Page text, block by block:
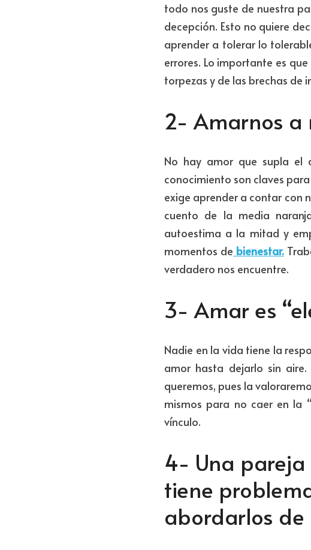
todo nos guste de nuestra
decepción. Esto no quiere
aprender a tolerar lo
errores. Lo importante es
torpezas y de las brechas de
2- Amarnos a
No hay amor que supla el
conocimiento son claves
exige aprender a contar con
cuento de la media
autoestima a la mitad y
momentos de bienestar.
verdadero nos encuentre.
3- Amar es
Nadie en la vida tiene la
amor hasta dejarlo sin
queremos, pues la
mismos para no caer en la
vínculo.
4- Una pareja
tiene
abordarlos